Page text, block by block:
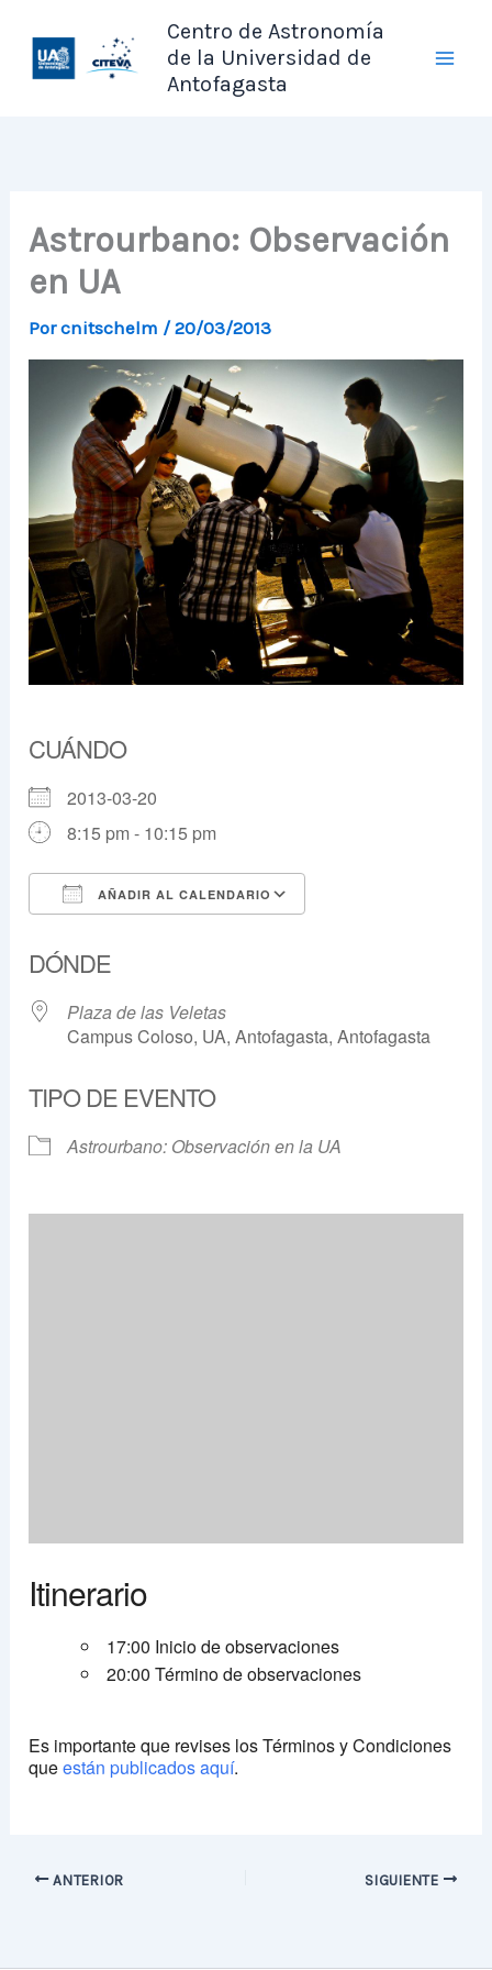
contenido
Centro de Astronomía
de la Universidad de
Antofagasta
Astrourbano: Observación
en UA
Porcnitschelm /20/03/2013
CUÁNDO
2013-03-20
8:15 pm - 10:15 pm
AÑADIR AL CALENDARIO
DÓNDE
Plaza de las Veletas
Campus Coloso, UA, Antofagasta, Antofagasta
TIPO DE EVENTO
Astrourbano: Observación en la UA
Itinerario
17:00 Inicio de observaciones
20:00 Término de observaciones
Es importante que revises los Términos y Condiciones
queestán publicados aquí.
ANTERIOR SIGUIENTE